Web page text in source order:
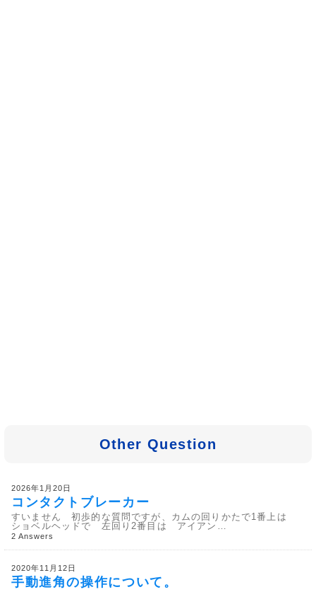
Other Question
2026年1月20日
コンタクトブレーカー
すいません 初歩的な質問ですが、カムの回りかたで1番上は
ショベルヘッドで 左回り2番目は アイアン…
2 Answers
2020年11月12日
手動進角の操作について。